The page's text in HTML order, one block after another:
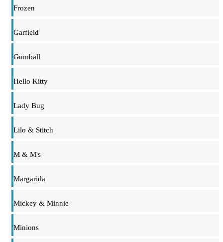
Frozen
Garfield
Gumball
Hello Kitty
Lady Bug
Lilo & Stitch
M & M's
Margarida
Mickey & Minnie
Minions